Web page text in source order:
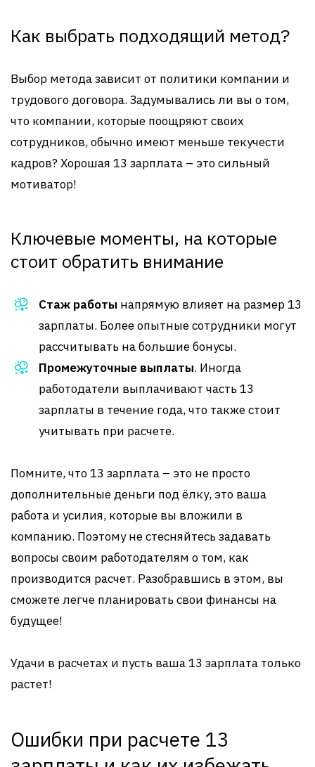
Как выбрать подходящий метод?
Выбор метода зависит от политики компании и
трудового договора. Задумывались ли вы о том,
что компании, которые поощряют своих
сотрудников, обычно имеют меньше текучести
кадров? Хорошая 13 зарплата – это сильный
мотиватор!
Ключевые моменты, на которые
стоит обратить внимание
Стаж работы напрямую влияет на размер 13
зарплаты. Более опытные сотрудники могут
рассчитывать на большие бонусы.
Промежуточные выплаты. Иногда
работодатели выплачивают часть 13
зарплаты в течение года, что также стоит
учитывать при расчете.
Помните, что 13 зарплата – это не просто
дополнительные деньги под ёлку, это ваша
работа и усилия, которые вы вложили в
компанию. Поэтому не стесняйтесь задавать
вопросы своим работодателям о том, как
производится расчет. Разобравшись в этом, вы
сможете легче планировать свои финансы на
будущее!
Удачи в расчетах и пусть ваша 13 зарплата только
растет!
Ошибки при расчете 13